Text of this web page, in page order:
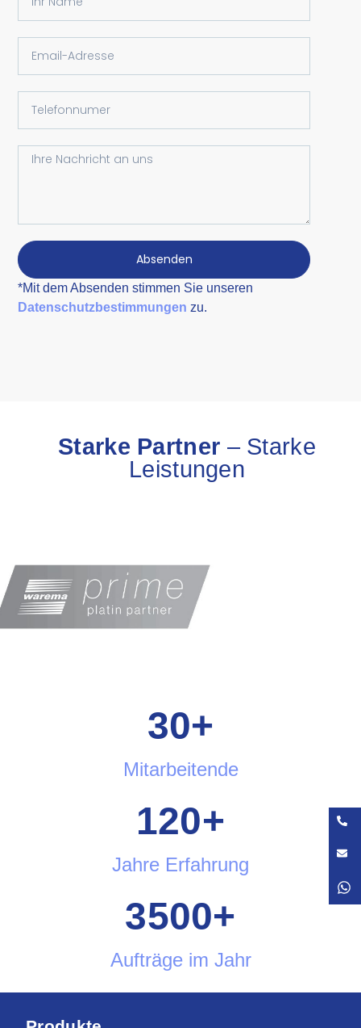
Absenden
*Mit dem Absenden stimmen Sie unseren
Datenschutzbestimmungen zu.
Starke Partner – Starke
Leistungen
Mitarbeitende
30+
Jahre Erfahrung
120+
Aufträge im Jahr
3500+